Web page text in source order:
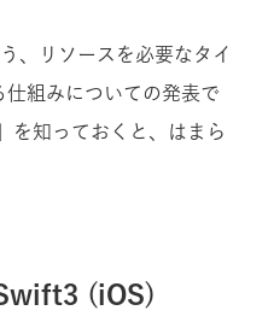
、リソースを必要なタイ
仕組みについての発表で
を知っておくと、はまら
(iOS)